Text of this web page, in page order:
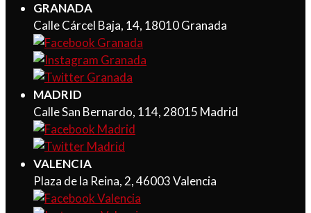
GRANADA
Calle Cárcel Baja, 14, 18010 Granada
MADRID
Calle San Bernardo, 114, 28015 Madrid
VALENCIA
Plaza de la Reina, 2, 46003 Valencia